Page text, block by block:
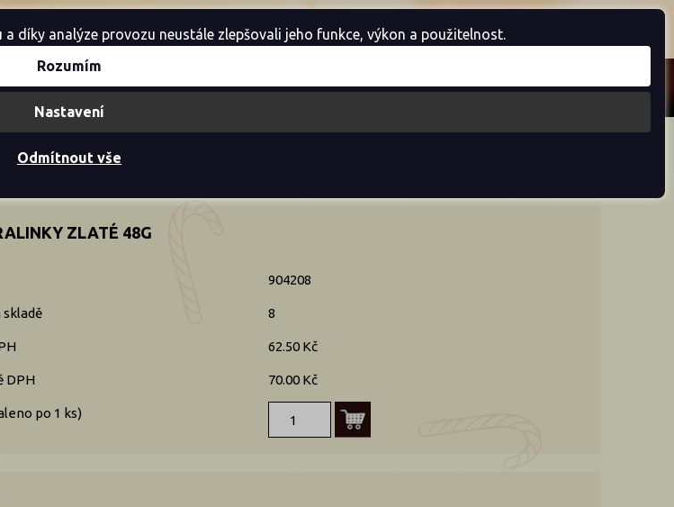
Košík je prázdný
Akce Novinky Výprodej
ZLATÉ 48G
904208
skladě 8
62.50 Kč
DPH 70.00 Kč
po 1 ks)
díky analýze provozu neustále zlepšovali jeho funkce, výkon a použitelnost.
Rozumím
Nastavení
Odmítnout vše